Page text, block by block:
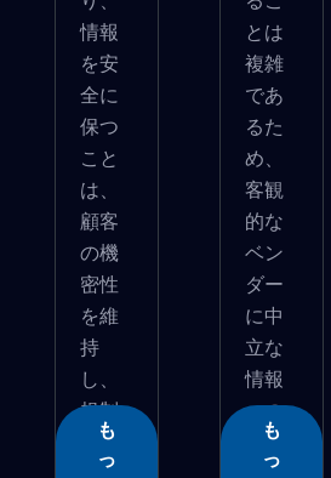
情報
を安
全に
保つ
こと
は、
顧客
の機
密性
を維
持
し、
規制
の...
も
っ
とは
複雑
であ
るた
め、
客観
的な
ベン
ダー
に中
立な
情報
への
ア...
も
っ